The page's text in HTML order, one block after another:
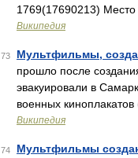
1769(17690213)
Википедия
73 Мультфильмы,
прошло после
эвакуировали в
военных
Википедия
74 Мультфильмы